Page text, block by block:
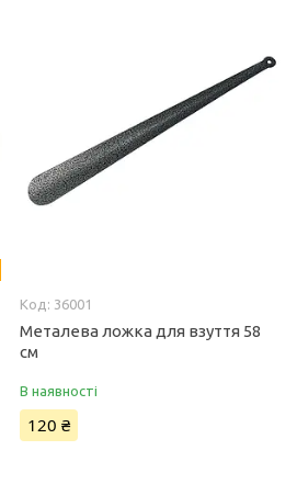
36001
Металева ложка для взуття 58
см
В наявності
120 ₴